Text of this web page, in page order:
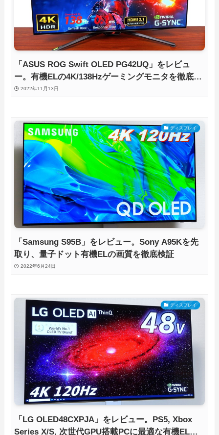
「ASUS ROG Swift OLED PG42UQ」をレビュ
ー。有機ELの4K/138Hzゲーミングモニタを徹底検
証2022年11月13日
ディスプレイ
「Samsung S95B」をレビュー。Sony A95Kを先
取り、量子ドット有機ELの画質を徹底検証
2022年6月24日
ディスプレイ
「LG OLED48CXPJA」をレビュー。PS5, Xbox
Series X/S, 次世代GPU搭載PCに最適な有機ELゲ